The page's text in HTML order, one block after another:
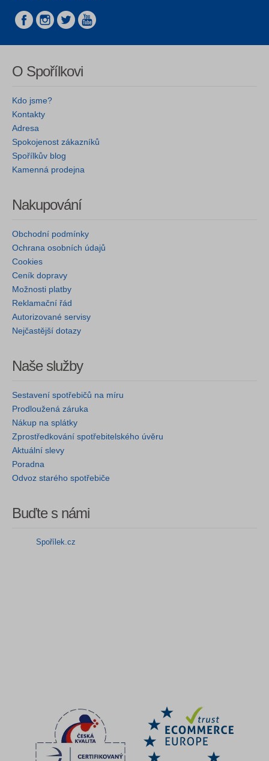
O Spořílkovi
Kdo jsme?
Kontakty
Adresa
Spokojenost zákazníků
Spořílkův blog
Kamenná prodejna
Nakupování
Obchodní podmínky
Ochrana osobních údajů
Cookies
Ceník dopravy
Možnosti platby
Reklamační řád
Autorizované servisy
Nejčastější dotazy
Naše služby
Sestavení spotřebičů na míru
Prodloužená záruka
Nákup na splátky
Zprostředkování spotřebitelského úvěru
Aktuální slevy
Poradna
Odvoz starého spotřebiče
Buďte s námi
Spořílek.cz